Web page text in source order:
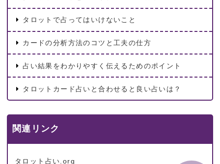
タロットで占ってはいけないこと
カードの分析方法のコツと工夫の仕方
占い結果をわかりやすく伝えるためのポイント
タロットカード占いと合わせると良い占いは？
関連リンク
タロット占い.org